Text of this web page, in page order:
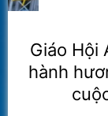
Giáo Hội
hành